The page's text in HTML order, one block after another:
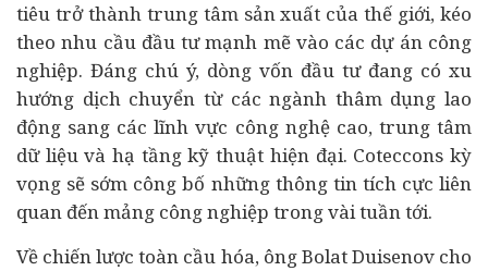
tiêu trở thành trung tâm sản xuất của thế giới, kéo
theo nhu cầu đầu tưmạnh mẽ vào các dự án công
nghiệp. Đáng chú ý, dòng vốn đầu tư đang có xu
hướng dịch chuyển từ các ngành thâm dụng lao
động sang các lĩnh vực công nghệ cao, trung tâm
dữ liệu và hạ tầng kỹ thuật hiện đại. Coteccons kỳ
vọng sẽ sớm công bố những thông tin tích cực liên
quan đến mảng công nghiệp trong vài tuần tới.
Về chiến lược toàn cầu hóa, ông Bolat Duisenov cho